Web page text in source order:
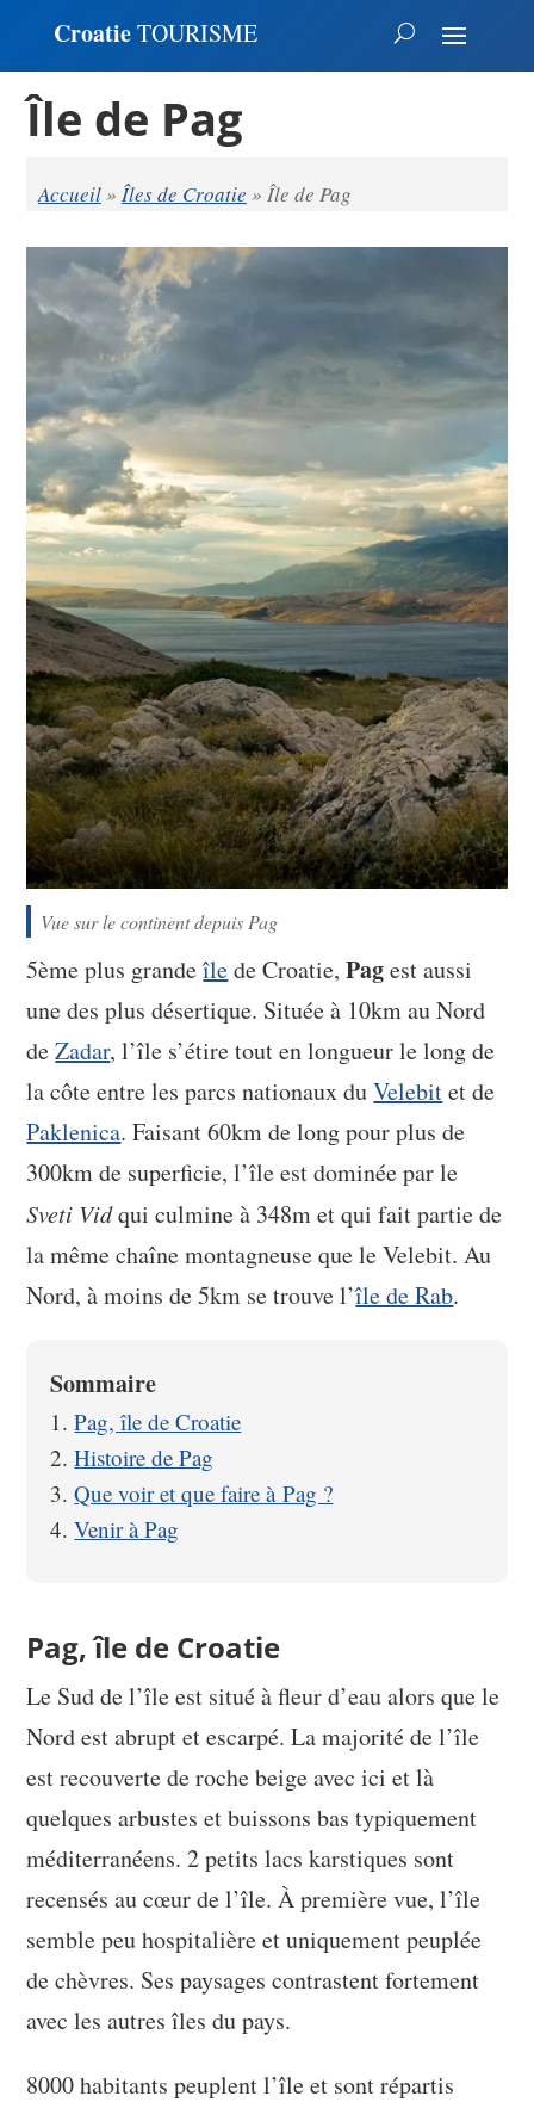
CroatieTOURISME
Île de Pag
Accueil» Îles de Croatie » Île de Pag
Vue sur le continent depuis Pag
5ème plus grandeîlede Croatie,Pagest aussi
une des plus désertique. Située à 10km au Nord
deZadar, l’île s’étire tout en longueur le long de
la côte entre les parcs nationaux duVelebitet de
Paklenica. Faisant 60km de long pour plus de
300km de superficie, l’île est dominée par le
Sveti Vidqui culmine à 348m et qui fait partie de
la même chaîne montagneuse que le Velebit. Au
Nord, à moins de 5km se trouve l’île de Rab.
Sommaire
Pag, île de Croatie
Histoire de Pag
Que voir et que faire à Pag ?
Venir à Pag
Pag, île de Croatie
Le Sud de l’île est situé à fleur d’eau alors que le
Nord est abrupt et escarpé. La majorité de l’île
est recouverte de roche beige avec ici et là
quelques arbustes et buissons bas typiquement
méditerranéens. 2 petits lacs karstiques sont
recensés au cœur de l’île. À première vue, l’île
semble peu hospitalière et uniquement peuplée
de chèvres. Ses paysages contrastent fortement
avec les autres îles du pays.
8000 habitants peuplent l’île et sont répartis